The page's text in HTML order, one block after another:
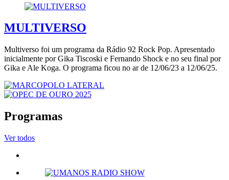
MULTIVERSO
Multiverso foi um programa da Rádio 92 Rock Pop. Apresentado
inicialmente por Gika Tiscoski e Fernando Shock e no seu final por
Gika e Ale Koga. O programa ficou no ar de 12/06/23 a 12/06/25.
Programas
Ver todos